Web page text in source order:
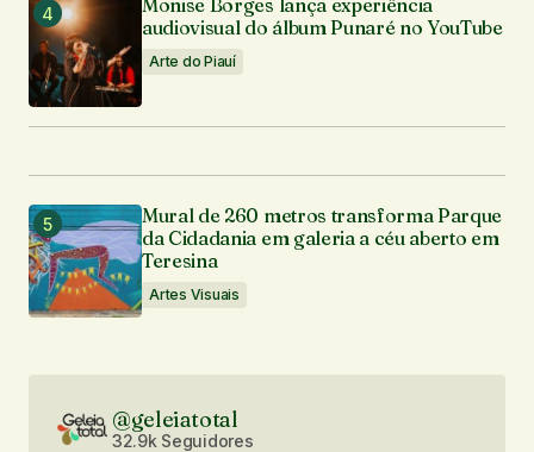
Monise Borges lança experiência
audiovisual do álbum Punaré no YouTube
Arte do Piauí
Mural de 260 metros transforma Parque
da Cidadania em galeria a céu aberto em
Teresina
Artes Visuais
@geleiatotal
32.9k Seguidores